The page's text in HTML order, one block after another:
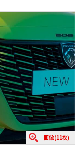
画像(11枚)